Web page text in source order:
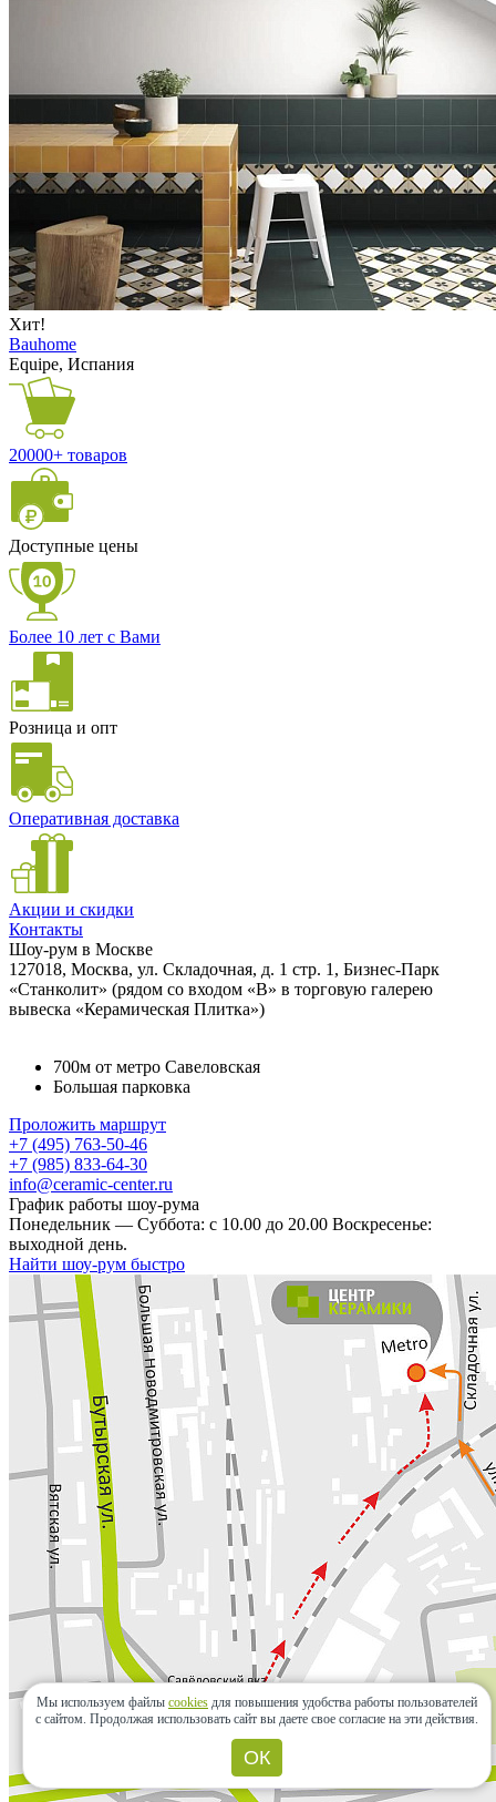
Хит!
Bauhome
Equipe, Испания
20000+ товаров
Доступные цены
Более 10 лет с Вами
Розница и опт
Оперативная доставка
Акции и скидки
Контакты
Шоу-рум в Москве
127018, Москва, ул. Складочная, д. 1 стр. 1, Бизнес-Парк
«Станколит» (рядом со входом «B» в торговую галерею
вывеска «Керамическая Плитка»)
700м от метро Савеловская
Большая парковка
Проложить маршрут
+7 (495) 763-50-46
+7 (985) 833-64-30
info@ceramic-center.ru
График работы шоу-рума
Понедельник — Суббота: с 10.00 до 20.00 Воскресенье:
выходной день.
Найти шоу-рум быстро
Мы используем файлы cookies для повышения удобства работы пользователей
с сайтом. Продолжая использовать сайт вы даете свое согласие на эти действия.
ОК